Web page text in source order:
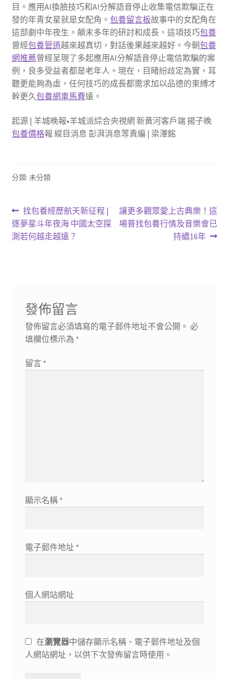
目。應用AI換臉技巧和AI分解語音停止收集電信欺騙正在
發的年青女星就是女配角。 包養留言板故事中的女配角在
這部劇中年夜生。顛末多年的研討和成長，這項技巧包養
曾經包養管道越來越真切，對話後果越來越好。今朝包養
網推薦曾經呈現了多起應用AI分解語音停止電信欺騙的案
例，良多受益者都是老年人。現在，目睹紛歧定為實，耳
聽更能夠為虛，任何技巧的成長都需求加以品德的束縛才
幹更久包養網車馬費遠。
起源 | 羊城晚報•羊城派綜合央視網 新黃河客戶端 揚子晚
包養價格報 縱目消息 彭湃消息等責編 | 梁澤銘
分類: 未分類
文
章
上
一
篇
找包養經歷航天新征程 |
逐夢星斗年夜海 中國太空探
測若何越走越遠？
下
一
讓更多觀眾愛上古典樂！這
場普找包養行情及音樂會已
持續16年
發佈留言
發佈留言必須填寫的電子郵件地址不會公開。 必
填欄位標示為 *
留言 *
顯示名稱 *
電子郵件地址 *
個人網站網址
在瀏覽器中儲存顯示名稱、電子郵件地址及個
人網站網址，以供下次發佈留言時使用。